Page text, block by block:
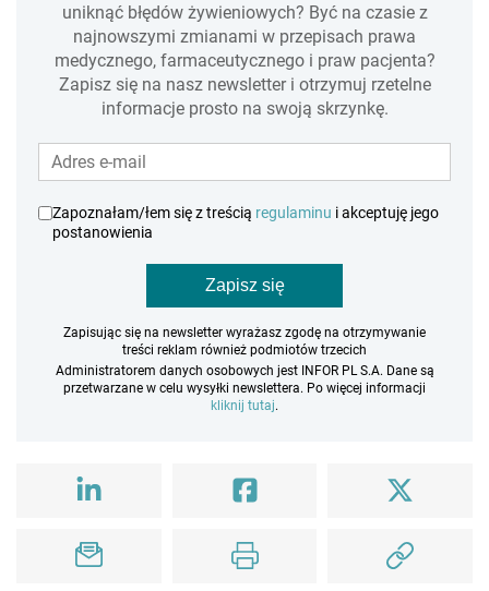
uniknąć błędów żywieniowych? Być na czasie z
najnowszymi zmianami w przepisach prawa
medycznego, farmaceutycznego i praw pacjenta?
Zapisz się na nasz newsletter i otrzymuj rzetelne
informacje prosto na swoją skrzynkę.
Zapoznałam/łem się z treścią regulaminu i akceptuję jego
postanowienia
Zapisz się
Zapisując się na newsletter wyrażasz zgodę na otrzymywanie
treści reklam również podmiotów trzecich
Administratorem danych osobowych jest INFOR PL S.A. Dane są
przetwarzane w celu wysyłki newslettera. Po więcej informacji
kliknij tutaj.